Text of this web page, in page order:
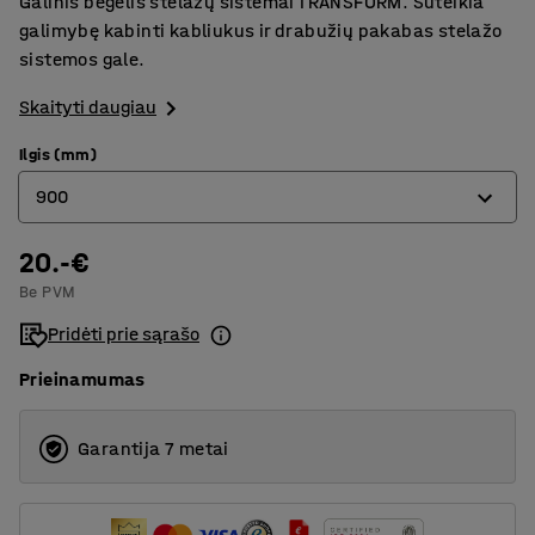
galimybę kabinti kabliukus ir drabužių pakabas stelažo
sistemos gale.
Skaityti daugiau
Ilgis (mm)
900
900
1200
20.-€
Be PVM
Pridėti prie sąrašo
Prieinamumas
Garantija 7 metai